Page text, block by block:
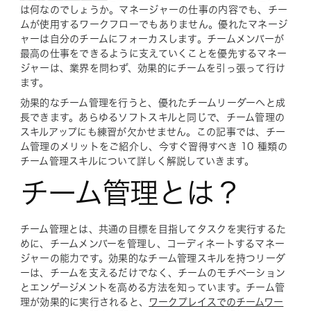
は何なのでしょうか。マネージャーの仕事の内容でも、チー
ムが使用するワークフローでもありません。優れたマネージ
ャーは自分のチームにフォーカスします。チームメンバーが
最高の仕事をできるように支えていくことを優先するマネー
ジャーは、業界を問わず、効果的にチームを引っ張って行け
ます。
効果的なチーム管理を行うと、優れたチームリーダーへと成
長できます。あらゆるソフトスキルと同じで、チーム管理の
スキルアップにも練習が欠かせません。この記事では、チー
ム管理のメリットをご紹介し、今すぐ習得すべき 10 種類の
チーム管理スキルについて詳しく解説していきます。
チーム管理とは？
チーム管理とは、共通の目標を目指してタスクを実行するた
めに、チームメンバーを管理し、コーディネートするマネー
ジャーの能力です。効果的なチーム管理スキルを持つリーダ
ーは、チームを支えるだけでなく、チームのモチベーション
とエンゲージメントを高める方法を知っています。チーム管
理が効果的に実行されると、
ワークプレイスでのチームワー